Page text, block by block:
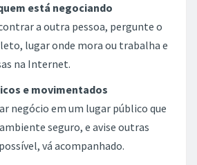
está negociando
a outra pessoa, pergunte o
lugar onde mora ou trabalha e
na Internet.
e movimentados
negócio em um lugar público que
seguro, e avise outras
vá acompanhado.